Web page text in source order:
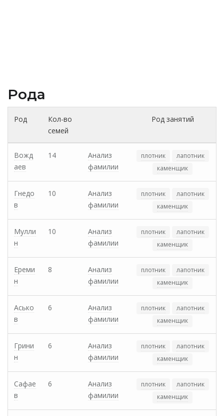
Рода
Род
Кол-во
семей
Род занятий
Вожд
аев
14
Анализ
фамилии
плотник
лапотник
каменщик
Гнедо
в
10
Анализ
фамилии
плотник
лапотник
каменщик
Мулли
н
10
Анализ
фамилии
плотник
лапотник
каменщик
Ереми
н
8
Анализ
фамилии
плотник
лапотник
каменщик
Асько
в
6
Анализ
фамилии
плотник
лапотник
каменщик
Грини
н
6
Анализ
фамилии
плотник
лапотник
каменщик
Сафае
в
6
Анализ
фамилии
плотник
лапотник
каменщик